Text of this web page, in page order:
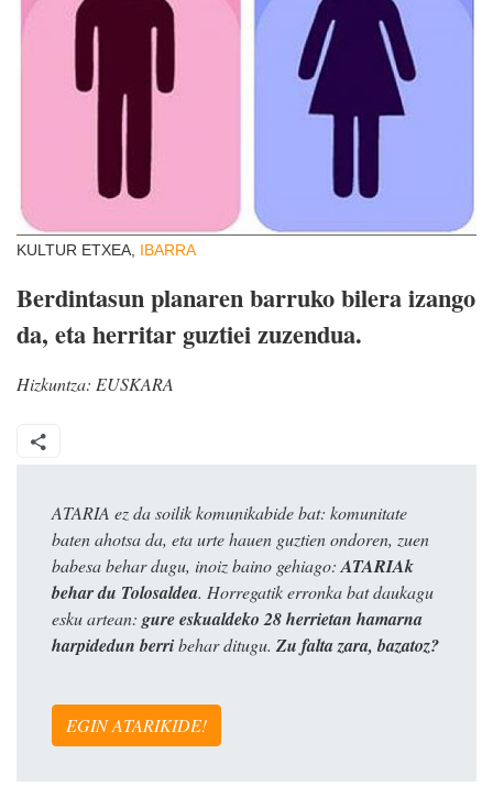
KULTUR ETXEA, IBARRA
Berdintasun planaren barruko bilera izango
da, eta herritar guztiei zuzendua.
Hizkuntza: EUSKARA
ATARIA ez da soilik komunikabide bat: komunitate
baten ahotsa da, eta urte hauen guztien ondoren, zuen
babesa behar dugu, inoiz baino gehiago:ATARIAk
behar du Tolosaldea. Horregatik erronka bat daukagu
esku artean: gure eskualdeko 28 herrietan hamarna
harpidedun berribehar ditugu. Zu falta zara, bazatoz?
EGIN ATARIKIDE!